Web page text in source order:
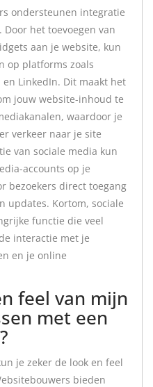
ondersteunen integratie
het toevoegen van
aan je website, kun
op platforms zoals
LinkedIn. Dit maakt het
jouw website-inhoud te
waardoor je
verkeer naar je site
van sociale media kun
accounts op je
bezoekers direct toegang
updates. Kortom, sociale
functie die veel
interactie met je
en je online
feel van mijn
met een
je zeker de look en feel
bieden